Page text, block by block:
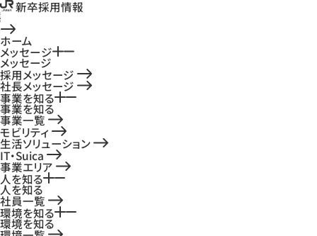
新卒採用情報
ホーム
メッセージ
メッセージ
採用メッセージ
社長メッセージ
事業を知る
事業を知る
事業一覧
モビリティ
生活ソリューション
IT・Suica
事業エリア
人を知る
人を知る
社員一覧
環境を知る
環境を知る